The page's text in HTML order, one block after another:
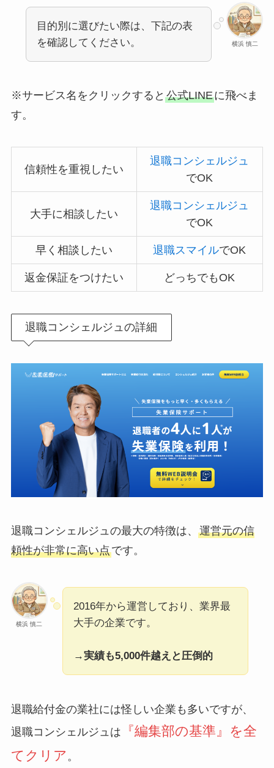
横浜 慎二
目的別に選びたい際は、下記の表
を確認してください。
※サービス名をクリックすると 公式LINEに飛べま
す。
信頼性を重視したい
退職コンシェルジュ
でOK
大手に相談したい
退職コンシェルジュ
でOK
早く相談したい 退職スマイルでOK
返金保証をつけたい どっちでもOK
退職コンシェルジュの詳細
退職コンシェルジュの最大の特徴は、 運営元の信
頼性が非常に高い点です。
横浜 慎二
2016年から運営しており、業界最
大手の企業です。
→実績も5,000件越えと圧倒的
退職給付金の業社には怪しい企業も多いですが、
退職コンシェルジュは
『編集部の基準』を全
てクリア。